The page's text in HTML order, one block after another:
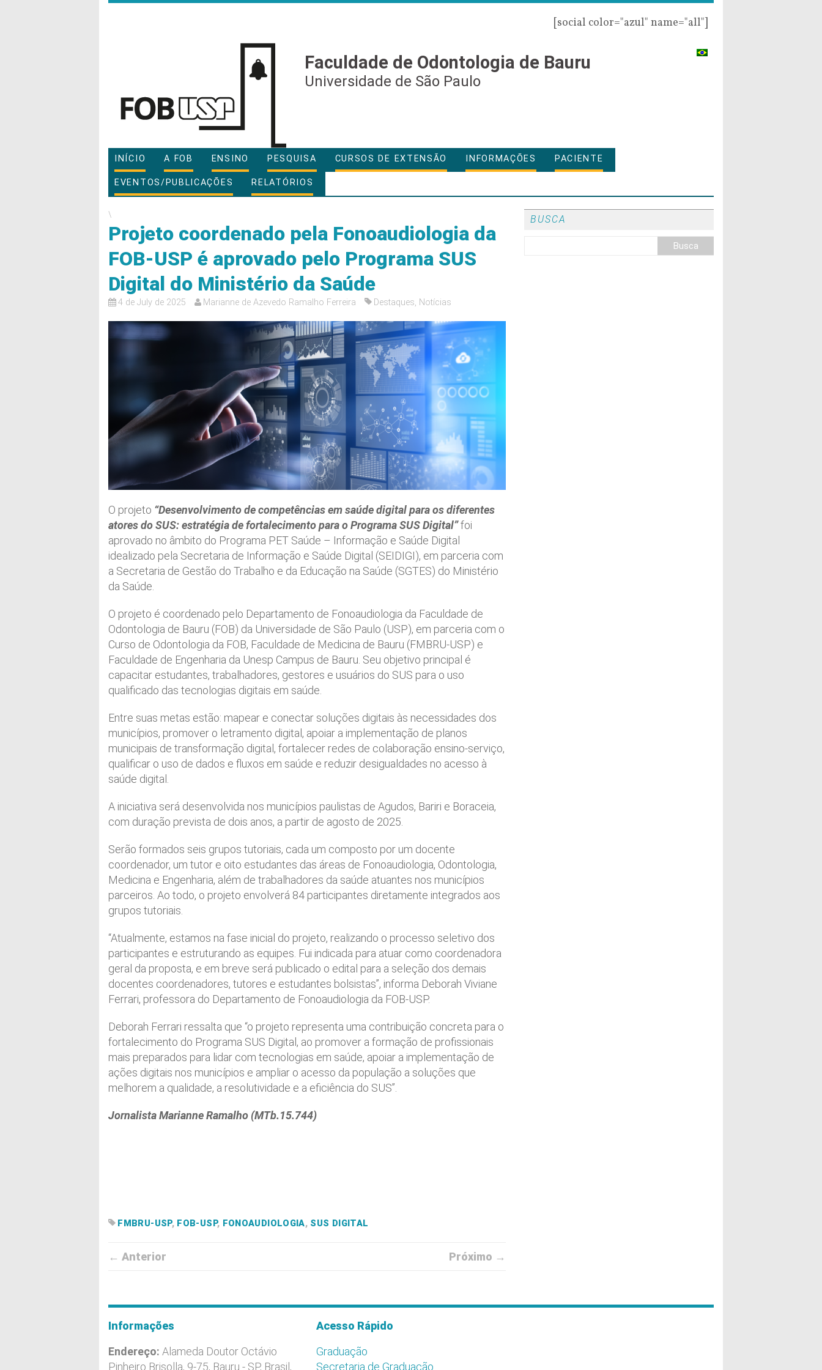
[social color="azul" name="all"]
Faculdade de Odontologia de Bauru
Universidade de São Paulo
INÍCIO A FOB ENSINO PESQUISA CURSOS DE EXTENSÃO INFORMAÇÕES PACIENTE
EVENTOS/PUBLICAÇÕES RELATÓRIOS
\
Projeto coordenado pela Fonoaudiologia da
FOB-USP é aprovado pelo Programa SUS
Digital do Ministério da Saúde
4 de July de 2025 Marianne de Azevedo Ramalho Ferreira Destaques, Notícias
O projeto “Desenvolvimento de competências em saúde digital para os diferentes
atores do SUS: estratégia de fortalecimento para o Programa SUS Digital”foi
aprovado no âmbito do Programa PET Saúde – Informação e Saúde Digital
idealizado pela Secretaria de Informação e Saúde Digital (SEIDIGI), em parceria com
a Secretaria de Gestão do Trabalho e da Educação na Saúde (SGTES) do Ministério
da Saúde.
O projeto é coordenado pelo Departamento de Fonoaudiologia da Faculdade de
Odontologia de Bauru (FOB) da Universidade de São Paulo (USP), em parceria com o
Curso de Odontologia da FOB, Faculdade de Medicina de Bauru (FMBRU-USP) e
Faculdade de Engenharia da Unesp Campus de Bauru. Seu objetivo principal é
capacitar estudantes, trabalhadores, gestores e usuários do SUS para o uso
qualificado das tecnologias digitais em saúde.
Entre suas metas estão: mapear e conectar soluções digitais às necessidades dos
municípios, promover o letramento digital, apoiar a implementação de planos
municipais de transformação digital, fortalecer redes de colaboração ensino-serviço,
qualificar o uso de dados e fluxos em saúde e reduzir desigualdades no acesso à
saúde digital.
A iniciativa será desenvolvida nos municípios paulistas de Agudos, Bariri e Boraceia,
com duração prevista de dois anos, a partir de agosto de 2025.
Serão formados seis grupos tutoriais, cada um composto por um docente
coordenador, um tutor e oito estudantes das áreas de Fonoaudiologia, Odontologia,
Medicina e Engenharia, além de trabalhadores da saúde atuantes nos municípios
parceiros. Ao todo, o projeto envolverá 84 participantes diretamente integrados aos
grupos tutoriais.
“Atualmente, estamos na fase inicial do projeto, realizando o processo seletivo dos
participantes e estruturando as equipes. Fui indicada para atuar como coordenadora
geral da proposta, e em breve será publicado o edital para a seleção dos demais
docentes coordenadores, tutores e estudantes bolsistas”, informa Deborah Viviane
Ferrari, professora do Departamento de Fonoaudiologia da FOB-USP.
Deborah Ferrari ressalta que “o projeto representa uma contribuição concreta para o
fortalecimento do Programa SUS Digital, ao promover a formação de profissionais
mais preparados para lidar com tecnologias em saúde, apoiar a implementação de
ações digitais nos municípios e ampliar o acesso da população a soluções que
melhorem a qualidade, a resolutividade e a eficiência do SUS”.
Jornalista Marianne Ramalho (MTb.15.744)
FMBRU-USP, FOB-USP, FONOAUDIOLOGIA, SUS DIGITAL
← Anterior Próximo →
BUSCA
Informações
Endereço: Alameda Doutor Octávio
Pinheiro Brisolla, 9-75, Bauru - SP, Brasil,
Acesso Rápido
Graduação
Secretaria de Graduação